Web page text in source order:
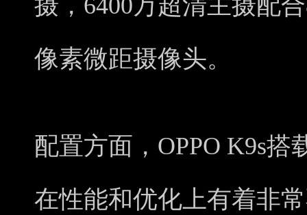
摄，6400万超清主摄配
像素微距摄像头。
配置方面，OPPO K9s搭
在性能和优化上有着非